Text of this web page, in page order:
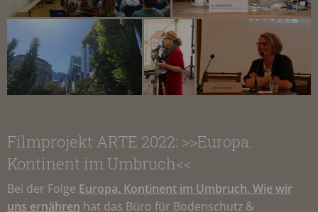
Filmprojekt ARTE 2022: >>Europa.
Kontinent im Umbruch<<
Bei der Folge Europa. Kontinent im Umbruch. Wie wir
uns ernähren hat das Büro für Bodenschutz &